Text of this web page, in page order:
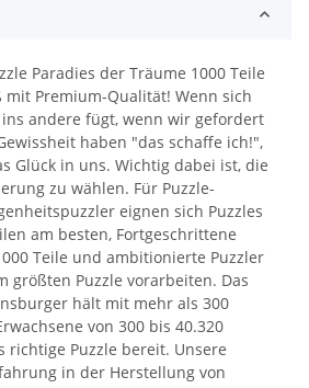
Paradies der Träume 1000 Teile
mit Premium-Qualität! Wenn sich
andere fügt, wenn wir gefordert
haben "das schaffe ich!",
Glück in uns. Wichtig dabei ist, die
zu wählen. Für Puzzle-
eignen sich Puzzles
am besten, Fortgeschrittene
Teile und ambitionierte Puzzler
größten Puzzle vorarbeiten. Das
hält mit mehr als 300
von 300 bis 40.320
richtige Puzzle bereit. Unsere
in der Herstellung von